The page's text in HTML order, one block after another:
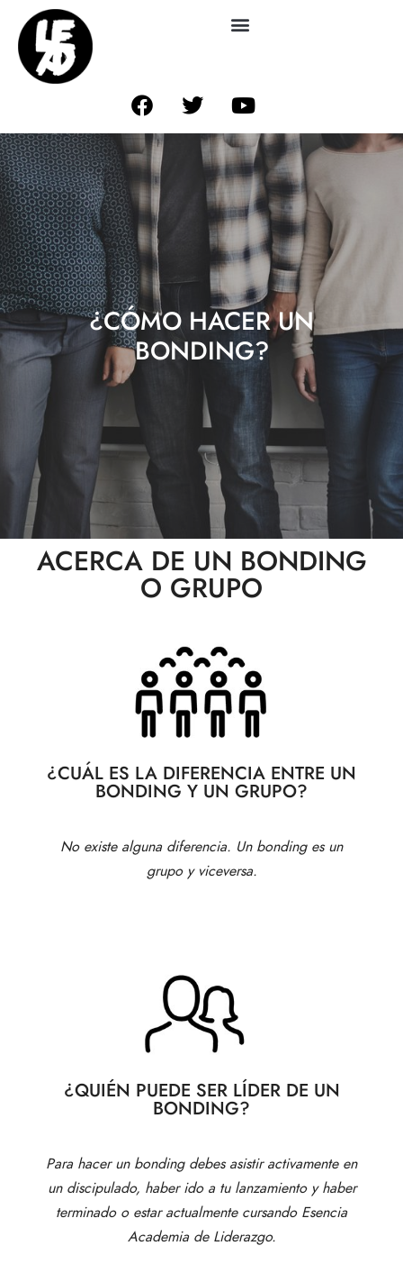
¿CÓMO HACER UN
BONDING?
ACERCA DE UN BONDING
O GRUPO
¿CUÁL ES LA DIFERENCIA ENTRE UN
BONDING Y UN GRUPO?
No existe alguna diferencia. Un bonding es un
grupo y viceversa.
¿QUIÉN PUEDE SER LÍDER DE UN
BONDING?
Para hacer un bonding debes asistir activamente en
un discipulado, haber ido a tu lanzamiento y haber
terminado o estar actualmente cursando Esencia
Academia de Liderazgo.